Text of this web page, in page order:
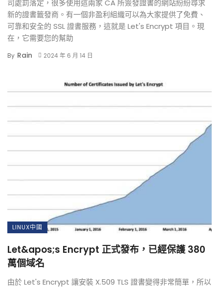
司處罰落定，很多使用這兩家 CA 所簽發證書的網站紛紛尋求
新的證書籤發商。有一個非盈利組織可以為大家提供了免費、
可靠和安全的 SSL 證書服務，這就是 Let's Encrypt 項目。現
在，它需要您的幫助
By Rain 2024 年 6 月 14 日
LINUX中國
Let&apos;s Encrypt 正式發布，已經保護 380
萬個域名
由於 Let's Encrypt 讓安裝 X.509 TLS 證書變得非常簡單，所以